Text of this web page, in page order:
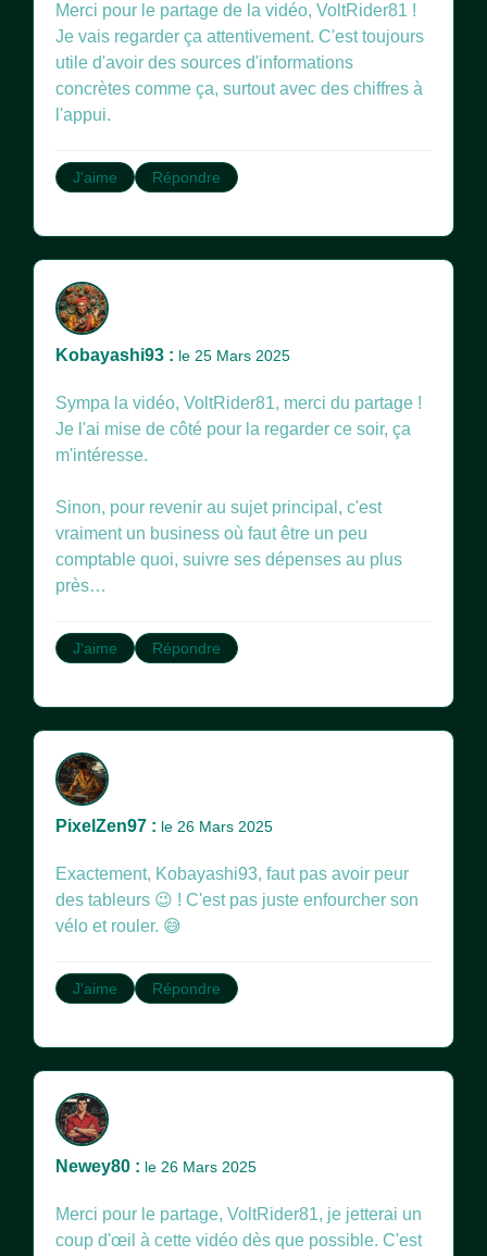
Merci pour le partage de la vidéo, VoltRider81 !
Je vais regarder ça attentivement. C'est toujours
utile d'avoir des sources d'informations
concrètes comme ça, surtout avec des chiffres à
l'appui.
J'aime Répondre
Kobayashi93 : le 25 Mars 2025
Sympa la vidéo, VoltRider81, merci du partage !
Je l'ai mise de côté pour la regarder ce soir, ça
m'intéresse.
Sinon, pour revenir au sujet principal, c'est
vraiment un business où faut être un peu
comptable quoi, suivre ses dépenses au plus
près…
J'aime Répondre
PixelZen97 : le 26 Mars 2025
Exactement, Kobayashi93, faut pas avoir peur
des tableurs 😉 ! C'est pas juste enfourcher son
vélo et rouler. 😅
J'aime Répondre
Newey80 : le 26 Mars 2025
Merci pour le partage, VoltRider81, je jetterai un
coup d'œil à cette vidéo dès que possible. C'est